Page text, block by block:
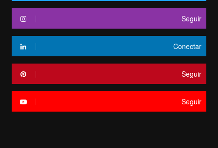
Seguir
Conectar
Seguir
Seguir